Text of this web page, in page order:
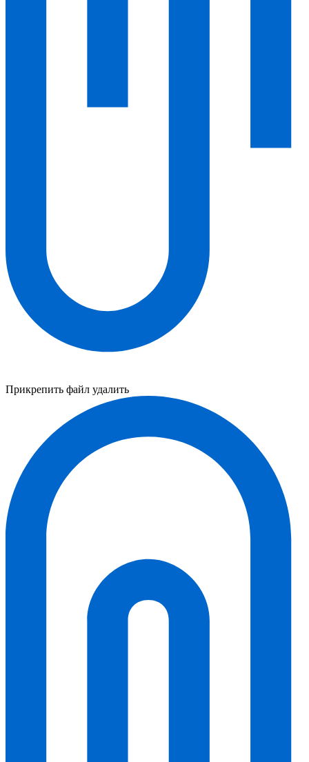
Прикрепить файл удалить